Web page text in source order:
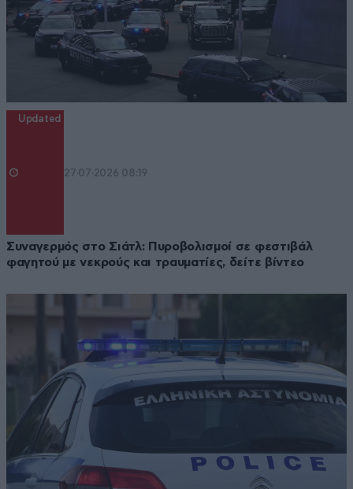
Updated
27·07·2026 08:19
Συναγερμός στο Σιάτλ: Πυροβολισμοί σε φεστιβάλ
φαγητού με νεκρούς και τραυματίες, δείτε βίντεο